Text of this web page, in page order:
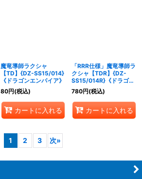
魔竜導師ラクシャ
【TD】{DZ-SS15/014}
《ドラゴンエンパイア》
80円(税込)
カートに入れる
「RRR仕様」魔竜導師ラ
クシャ【TDR】{DZ-
SS15/014R}《ドラゴン
エンパイア》
780円(税込)
カートに入れる
1 2 3 次»